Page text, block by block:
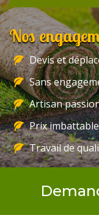
Nos
Devis et
Sans
Artisan
Prix imbattable
Travail de